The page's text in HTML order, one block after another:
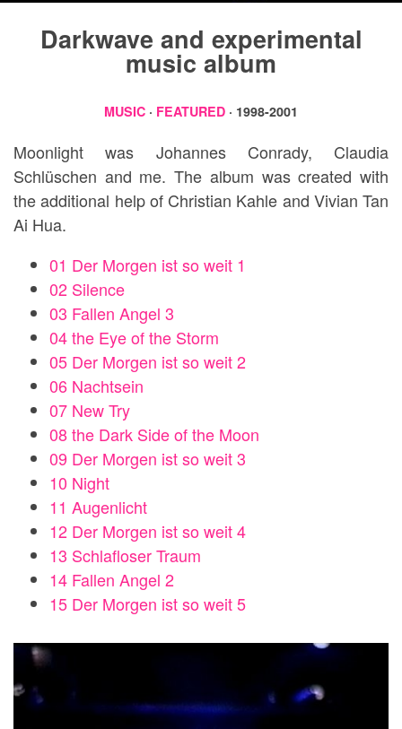
Darkwave and experimental
music album
MUSIC · FEATURED · 1998-2001
Moonlight was Johannes Conrady, Claudia
Schlüschen and me. The album was created with
the additional help of Christian Kahle and Vivian Tan
Ai Hua.
01 Der Morgen ist so weit 1
02 Silence
03 Fallen Angel 3
04 the Eye of the Storm
05 Der Morgen ist so weit 2
06 Nachtsein
07 New Try
08 the Dark Side of the Moon
09 Der Morgen ist so weit 3
10 Night
11 Augenlicht
12 Der Morgen ist so weit 4
13 Schlafloser Traum
14 Fallen Angel 2
15 Der Morgen ist so weit 5